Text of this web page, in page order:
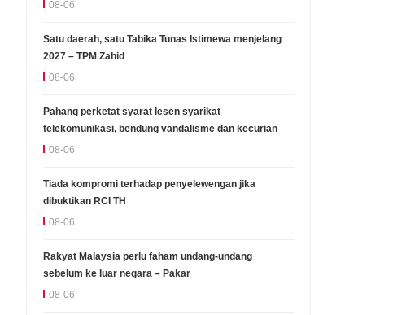
08-06
Satu daerah, satu Tabika Tunas Istimewa menjelang
2027 – TPM Zahid
08-06
Pahang perketat syarat lesen syarikat
telekomunikasi, bendung vandalisme dan kecurian
08-06
Tiada kompromi terhadap penyelewengan jika
dibuktikan RCI TH
08-06
Rakyat Malaysia perlu faham undang-undang
sebelum ke luar negara – Pakar
08-06